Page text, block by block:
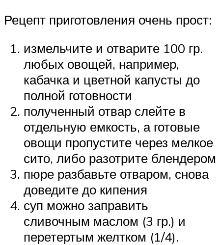
Рецепт приготовления очень прост:
измельчите и отварите 100 гр.
любых овощей, например,
кабачка и цветной капусты до
полной готовности
полученный отвар слейте в
отдельную емкость, а готовые
овощи пропустите через мелкое
сито, либо разотрите блендером
пюре разбавьте отваром, снова
доведите до кипения
суп можно заправить
сливочным маслом (3 гр.) и
перетертым желтком (1/4).